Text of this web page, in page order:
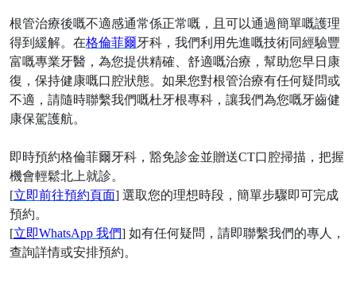
根管治療後嘅不適感通常係正常嘅，且可以通過簡單嘅護理
得到緩解。在格倫菲爾牙科，我們利用先進嘅技術同經驗豐
富嘅專業牙醫，為您提供精確、舒適嘅治療，幫助您早日康
復，保持健康嘅口腔狀態。如果您對根管治療有任何疑問或
不適，請隨時聯繫我們嘅杜牙根專科，讓我們為您嘅牙齒健
康保駕護航。
即時預約格倫菲爾牙科 ，豁免診金並贈送CT口腔掃描，把握
機會輕鬆北上就診。
[立即前往預約頁面] 選取您的理想時段，簡單步驟即可完成
預約。
[立即WhatsApp 我們] 如有任何疑問，請即聯繫我們的專人，
查詢詳情或安排預約。